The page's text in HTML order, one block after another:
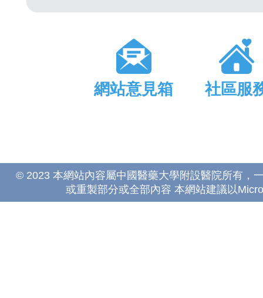
網站意見箱 社區服
© 2023 本網站內容屬中國醫藥大學附設醫院所有，
或重製部分或全部內容 本網站建議以